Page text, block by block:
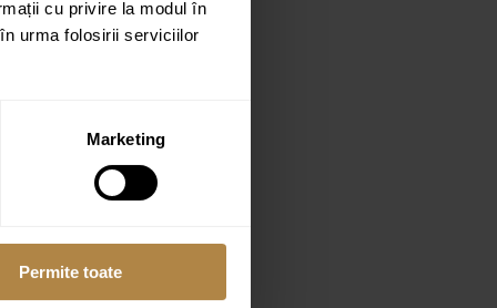
cu privire la modul în
urma folosirii serviciilor
Marketing
Permite toate